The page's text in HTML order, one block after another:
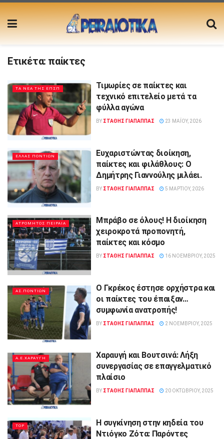
Ετικέτα: παίκτες
ΤΑ ΝΕΑ ΤΗΣ ΕΠΣΠ
Τιμωρίες σε παίκτες και
τεχνικό επιτελείο μετά τα
φύλλα αγώνα
BY ΣΤΑΘΗΣ ΓΊΑΠΑΠΠΑΣ 23 ΜΑΪ́ΟΥ, 2026
ΕΛΛΑΣ ΠΟΝΤΙΩΝ
Ευχαριστώντας διοίκηση,
παίκτες και φιλάθλους: Ο
Δημήτρης Γιαννούλης μιλάει.
BY ΣΤΑΘΗΣ ΓΊΑΠΑΠΠΑΣ 5 ΜΑΡΤΊΟΥ, 2026
ΑΤΡΟΜΗΤΟΣ ΠΕΙΡΑΙΑ
Μπράβο σε όλους! Η διοίκηση
χειροκροτά προπονητή,
παίκτες και κόσμο
BY ΣΤΑΘΗΣ ΓΊΑΠΑΠΠΑΣ 16 ΝΟΕΜΒΡΊΟΥ, 2025
ΑΣ.ΠΟΝΤΙΩΝ
Ο Γκρέκος έστησε ορχήστρα και
οι παίκτες του έπαιξαν…
συμφωνία ανατροπής!
BY ΣΤΑΘΗΣ ΓΊΑΠΑΠΠΑΣ 2 ΝΟΕΜΒΡΊΟΥ, 2025
A.E.ΧΑΡΑΥΓΗ
Χαραυγή και Βουτσινά: Λήξη
συνεργασίας σε επαγγελματικό
πλαίσιο
BY ΣΤΑΘΗΣ ΓΊΑΠΑΠΠΑΣ 20 ΟΚΤΩΒΡΊΟΥ, 2025
TOP
Η συγκίνηση στην κηδεία του
Ντιόγκο Ζότα: Παρόντες